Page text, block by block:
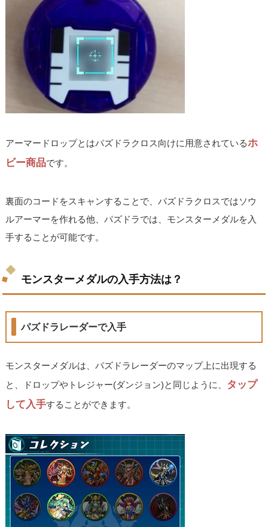
アーマードロップとはパズドラクロス向けに用意されているホ
ビー商品です。
裏面のコードをスキャンすることで、パズドラクロスではソウ
ルアーマーを作れる他、パズドラでは、モンスターメダルを入
手することが可能です。
モンスターメダルの入手方法は？
パズドラレーダーで入手
モンスターメダルは、パズドラレーダーのマップ上に出現する
と、ドロップやトレジャー(ダンジョン)と同じように、 タップ
して入手することができます。